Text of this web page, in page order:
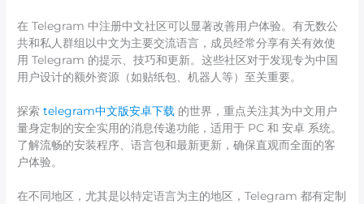
在 Telegram 中注册中文社区可以显著改善用户体验。有无数公
共和私人群组以中文为主要交流语言，成员经常分享有关有效使
用 Telegram 的提示、技巧和更新。这些社区对于发现专为中国
用户设计的额外资源（如贴纸包、机器人等）至关重要。
探索telegram中文版安卓下载 的世界，重点关注其为中文用户
量身定制的安全实用的消息传递功能，适用于 PC 和 安卓 系统。
了解流畅的安装程序、语言包和最新更新，确保直观而全面的客
户体验。
在不同地区，尤其是以特定语言为主的地区，Telegram 都有定制